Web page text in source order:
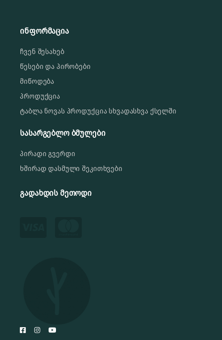
ინფორმაცია
ჩვენ შესახებ
წესები და პირობები
მიწოდება
პროდუქცია
ტაბლა ნოვას პროდუქცია სხვადასხვა ქსელში
სასარგებლო ბმულები
პირადი გვერდი
ხშირად დასმული შეკითხვები
გადახდის მეთოდი